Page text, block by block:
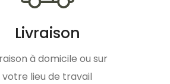
Livraison
à domicile ou sur
votre lieu de travail